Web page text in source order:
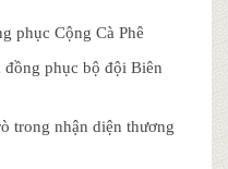
phục Cộng Cà Phê
phục bộ đội Biên
trong nhận diện thương